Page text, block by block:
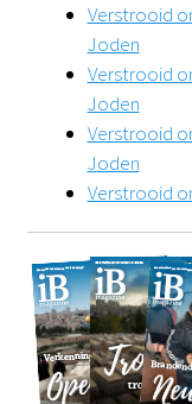
Verstrooid
Joden
Verstrooid
Joden
Verstrooid
Joden
Verstrooid